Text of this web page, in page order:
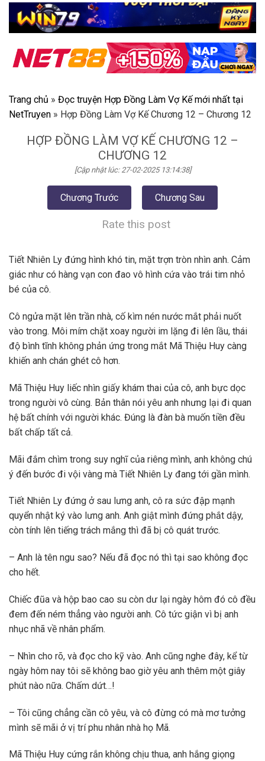
Trang chủ » Đọc truyện Hợp Đồng Làm Vợ Kế mới nhất tại
NetTruyen » Hợp Đồng Làm Vợ Kế Chương 12 – Chương 12
HỢP ĐỒNG LÀM VỢ KẾ CHƯƠNG 12 –
CHƯƠNG 12
[Cập nhật lúc: 27-02-2025 13:14:38]
Chương Trước Chương Sau
Rate this post
Tiết Nhiên Ly đứng hình khó tin, mặt trợn tròn nhìn anh. Cảm
giác như có hàng vạn con đao vô hình cứa vào trái tim nhỏ
bé của cô.
Cô ngửa mặt lên trần nhà, cố kìm nén nước mắt phải nuốt
vào trong. Môi mím chặt xoay người im lặng đi lên lầu, thái
độ bình tĩnh không phản ứng trong mắt Mã Thiệu Huy càng
khiến anh chán ghét cô hơn.
Mã Thiệu Huy liếc nhìn giấy khám thai của cô, anh bực dọc
trong người vô cùng. Bản thân nói yêu anh nhưng lại đi quan
hệ bất chính với người khác. Đúng là đàn bà muốn tiền đều
bất chấp tất cả.
Mãi đắm chìm trong suy nghĩ của riêng mình, anh không chú
ý đến bước đi vội vàng mà Tiết Nhiên Ly đang tới gần mình.
Tiết Nhiên Ly đứng ở sau lưng anh, cô ra sức đập mạnh
quyển nhật ký vào lưng anh. Anh giật mình đứng phắt dậy,
còn tính lên tiếng trách mắng thì đã bị cô quát trước.
– Anh là tên ngu sao? Nếu đã đọc nó thì tại sao không đọc
cho hết.
Chiếc đũa và hộp bao cao su còn dư lại ngày hôm đó cô đều
đem đến ném thẳng vào người anh. Cô tức giận vì bị anh
nhục nhã về nhân phẩm.
– Nhìn cho rõ, và đọc cho kỹ vào. Anh cũng nghe đây, kể từ
ngày hôm nay tôi sẽ không bao giờ yêu anh thêm một giây
phút nào nữa. Chấm dứt…!
– Tôi cũng chẳng cần cô yêu, và cô đừng có mà mơ tưởng
mình sẽ mãi ở vị trí phu nhân nhà họ Mã.
Mã Thiệu Huy cứng rắn không chịu thua, anh hắng giọng